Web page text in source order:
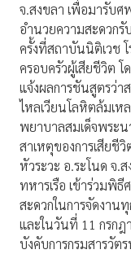
จ.สงขลา เพื่อมารับศ
อำนวยความสะดวก
ครั้งที่สถาบันนิติเวช
ครอบครัวผู้เสียชีวิต โ
แจ้งผลการชันสูตรว่า
ไหลเวียนโลหิตล้มเห
พยาบาลสมเด็จพระน
สาเหตุของการเสียชี
หัวระวะ อ.ระโนด จ.
ทหารเรือ เข้าร่วมพิ
สะดวกในการจัดงา
และในวันที่ 11 กรก
บังคับการกรมสารวัต